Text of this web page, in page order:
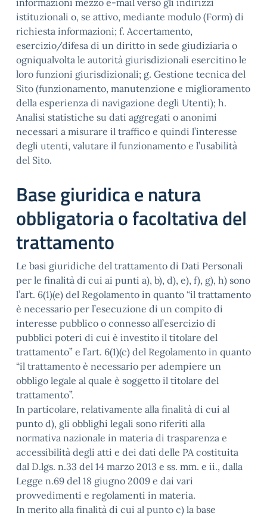
informazioni mezzo e-mail verso gli indirizzi
istituzionali o, se attivo, mediante modulo (Form) di
richiesta informazioni; f. Accertamento,
esercizio/difesa di un diritto in sede giudiziaria o
ogniqualvolta le autorità giurisdizionali esercitino le
loro funzioni giurisdizionali; g. Gestione tecnica del
Sito (funzionamento, manutenzione e miglioramento
della esperienza di navigazione degli Utenti); h.
Analisi statistiche su dati aggregati o anonimi
necessari a misurare il traffico e quindi l’interesse
degli utenti, valutare il funzionamento e l’usabilità
del Sito.
Base giuridica e natura
obbligatoria o facoltativa del
trattamento
Le basi giuridiche del trattamento di Dati Personali
per le finalità di cui ai punti a), b), d), e), f), g), h) sono
l’art. 6(1)(e) del Regolamento in quanto “il trattamento
è necessario per l’esecuzione di un compito di
interesse pubblico o connesso all’esercizio di
pubblici poteri di cui è investito il titolare del
trattamento” e l’art. 6(1)(c) del Regolamento in quanto
“il trattamento è necessario per adempiere un
obbligo legale al quale è soggetto il titolare del
trattamento”.
In particolare, relativamente alla finalità di cui al
punto d), gli obblighi legali sono riferiti alla
normativa nazionale in materia di trasparenza e
accessibilità degli atti e dei dati delle PA costituita
dal D.lgs. n.33 del 14 marzo 2013 e ss. mm. e ii., dalla
Legge n.69 del 18 giugno 2009 e dai vari
provvedimenti e regolamenti in materia.
In merito alla finalità di cui al punto c) la base